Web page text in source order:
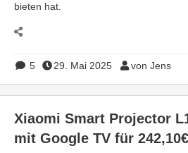
bieten hat.
5 29. Mai 2025 von Jens
Xiaomi Smart Projector
mit Google TV für 242,10€